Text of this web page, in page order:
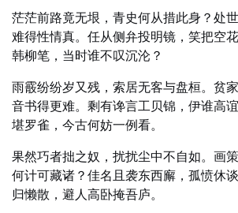
茫茫前路竟无垠，青史何从措此身？处
难得性情真。任从侧弁投明镜，笑把空
韩柳笔，当时谁不叹沉沦？
雨霰纷纷岁又残，索居无客与盘桓。贫
音书得更难。剩有谗言工贝锦，伊谁高
堪罗雀，今古何妨一例看。
果然巧者拙之奴，扰扰尘中不自如。画
何计可藏诸？佳名且袭东西廨，孤愤休
归懒散，避人高卧掩吾庐。